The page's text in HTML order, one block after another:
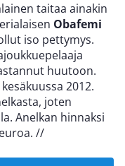
taitaa ainakin
Obafemi
iso pettymys.
huutoon.
2012.
joten
Anelkan hinnaksi
//